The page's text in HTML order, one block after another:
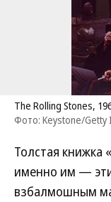
The Rolling Stones,
Фото: Keystone/Getty
Толстая книжка
именно им —
взбалмошным